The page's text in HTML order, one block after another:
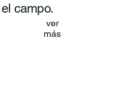
campo.
ver
más